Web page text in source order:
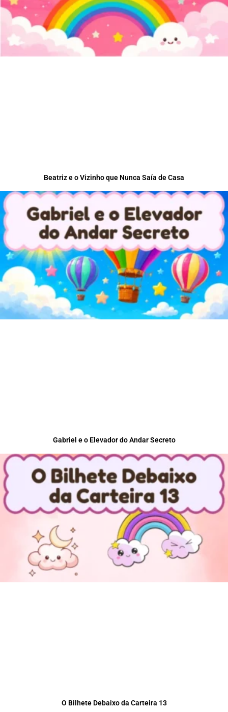
Beatriz e o Vizinho que Nunca Saía de Casa
Gabriel e o Elevador do Andar Secreto
O Bilhete Debaixo da Carteira 13